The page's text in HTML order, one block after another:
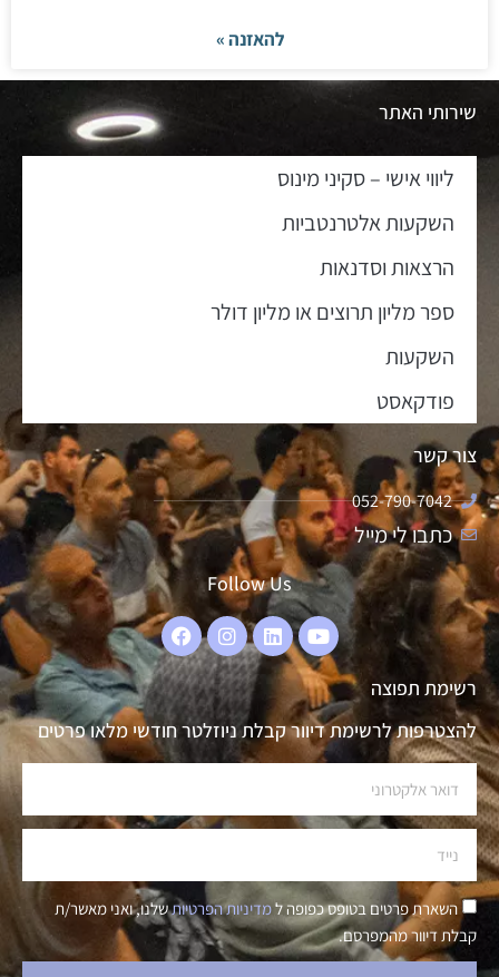
להאזנה »
שירותי האתר
ליווי אישי – סקיני מינוס
השקעות אלטרנטביות
הרצאות וסדנאות
ספר מליון תרוצים או מליון דולר
השקעות
פודקאסט
צור קשר
052-790-7042
כתבו לי מייל
Follow Us
רשימת תפוצה
להצטרפות לרשימת דיוור קבלת ניוזלטר חודשי מלאו פרטים
השארת פרטים בטופס כפופה למדיניות הפרטיותשלנו, ואני מאשר/ת
קבלת דיוור מהמפרסם.